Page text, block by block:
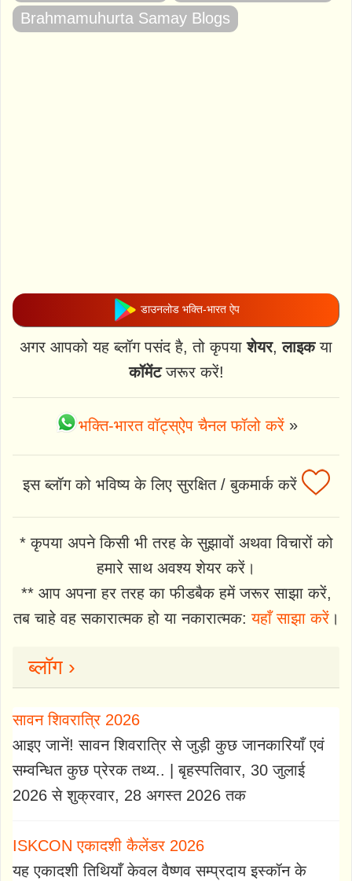
Brahmamuhurta Samay Blogs
डाउनलोड भक्ति-भारत ऐप
अगर आपको यह ब्लॉग पसंद है, तो कृपयाशेयर,लाइकया
कॉमेंटजरूर करें!
भक्ति-भारत वॉट्स्ऐप चैनल फॉलो करें»
इस ब्लॉग को भविष्य के लिए सुरक्षित / बुकमार्क करें
* कृपया अपने किसी भी तरह के सुझावों अथवा विचारों को
हमारे साथ अवश्य शेयर करें।
** आप अपना हर तरह का फीडबैक हमें जरूर साझा करें,
तब चाहे वह सकारात्मक हो या नकारात्मक:यहाँ साझा करें।
ब्लॉग ›
सावन शिवरात्रि 2026
आइए जानें! सावन शिवरात्रि से जुड़ी कुछ जानकारियाँ एवं
सम्वन्धित कुछ प्रेरक तथ्य.. | बृहस्पतिवार, 30 जुलाई
2026 से शुक्रवार, 28 अगस्त 2026 तक
ISKCON एकादशी कैलेंडर 2026
यह एकादशी तिथियाँ केवल वैष्णव सम्प्रदाय इस्कॉन के